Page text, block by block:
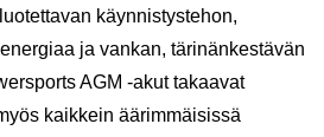
käynnistystehon,
ja vankan, tärinänkestävän
AGM -akut takaavat
kaikkein äärimmäisissä